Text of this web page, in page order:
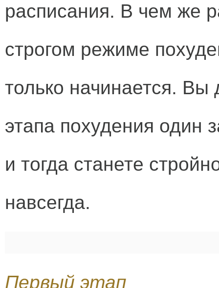
расписания. В чем же
строгом режиме
только начинается.
этапа похудения один
и тогда станете
навсегда.
Первый этап